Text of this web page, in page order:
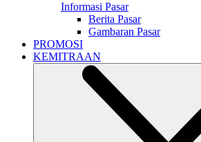
Informasi Pasar
Berita Pasar
Gambaran Pasar
PROMOSI
KEMITRAAN